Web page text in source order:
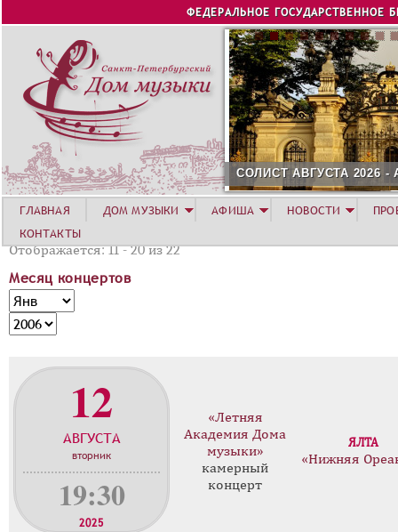
Jump to navigation
ФЕДЕРАЛЬНОЕ ГОСУДАРСТВЕННОЕ
СОЛИСТ АВГУСТА 2026
Отображается: 11 - 20 из 22
Месяц концертов
М
е
с
к
р
М
е
с
Г
о
12
АВГУСТА
вторник
19:30
2025
«Летняя
Академия Дома
музыки»
камерный
концерт
ЯЛТА
«Нижняя
ГЛАВНАЯ ДОМ МУЗЫКИ АФИША НОВОСТИ
КОНТАКТЫ